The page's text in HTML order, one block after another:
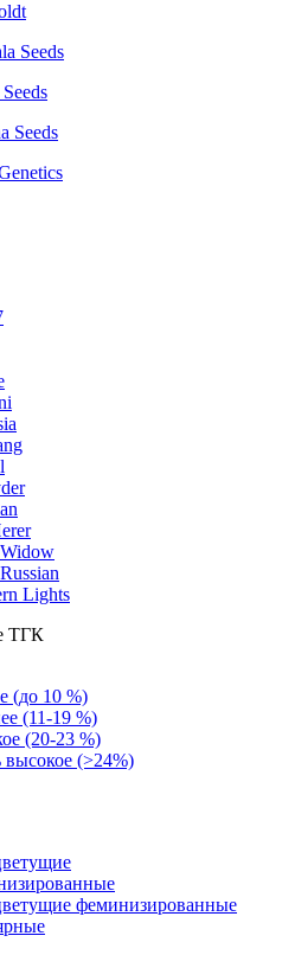
Seeds
Seeds
Lights
ТГК
(до 10 %)
(11-19 %)
(20-23 %)
(>24%)
феминизированные